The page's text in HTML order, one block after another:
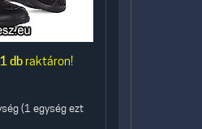
1 db raktáron!
(1 egység ezt